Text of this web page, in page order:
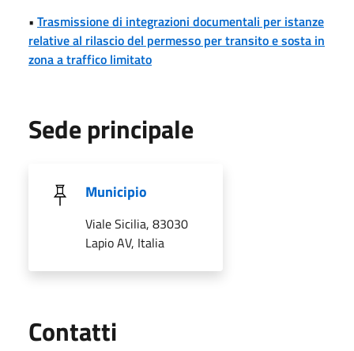
• Trasmissione di integrazioni documentali per istanze
relative al rilascio del permesso per transito e sosta in
zona a traffico limitato
Sede principale
Municipio
Viale Sicilia, 83030
Lapio AV, Italia
Contatti